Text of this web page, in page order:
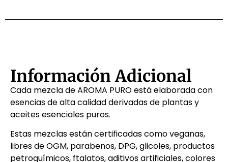
Información Adicional
Cada mezcla de AROMA PURO está elaborada con
esencias de alta calidad derivadas de plantas y
aceites esenciales puros.
Estas mezclas están certificadas como veganas,
libres de OGM, parabenos, DPG, glicoles, productos
petroquímicos, ftalatos, aditivos artificiales, colores